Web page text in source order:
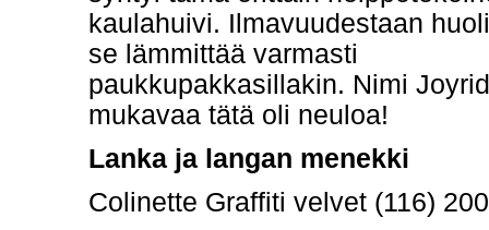
kaulahuivi. Ilmavuudestaan
se lämmittää varmasti
paukkupakkasillakin. Nimi
mukavaa tätä oli neuloa!
Lanka ja langan menekki
Colinette Graffiti velvet (116)